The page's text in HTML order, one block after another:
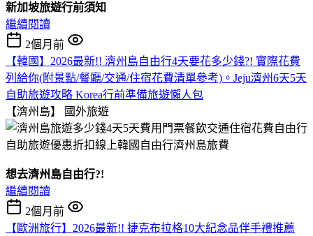
新加坡旅遊行前須知
繼續閱讀
2個月前
【韓國】2026最新!! 濟州島自由行4天要花多少錢?! 實際花費
列給你(附景點/餐廳/交通/住宿花費清單參考)。Jeju濟州6天5天
自助旅遊攻略 Korea行前準備旅遊懶人包
【濟州島】
國外旅遊
想去濟州島自由行?!
繼續閱讀
2個月前
【歐洲旅行】2026最新!! 捷克布拉格10大紀念品伴手禮推薦